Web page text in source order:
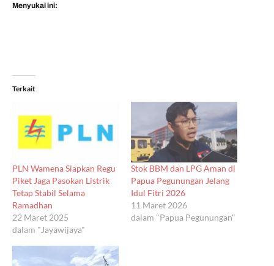
Menyukai ini:
Terkait
PLN Wamena Siapkan Regu
Piket Jaga Pasokan Listrik
Tetap Stabil Selama
Ramadhan
22 Maret 2025
dalam "Jayawijaya"
Stok BBM dan LPG Aman di
Papua Pegunungan Jelang
Idul Fitri 2026
11 Maret 2026
dalam "Papua Pegunungan"